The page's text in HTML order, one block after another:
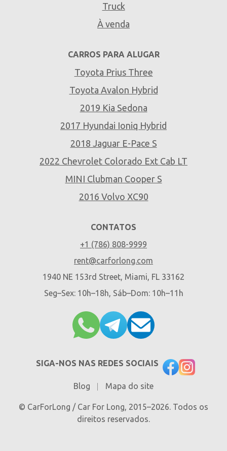
Truck
À venda
CARROS PARA ALUGAR
Toyota Prius Three
Toyota Avalon Hybrid
2019 Kia Sedona
2017 Hyundai Ioniq Hybrid
2018 Jaguar E-Pace S
2022 Chevrolet Colorado Ext Cab LT
MINI Clubman Cooper S
2016 Volvo XC90
CONTATOS
+1 (786) 808-9999
rent@carforlong.com
1940 NE 153rd Street, Miami, FL 33162
Seg–Sex: 10h–18h, Sáb–Dom: 10h–11h
SIGA-NOS NAS REDES SOCIAIS
Blog Mapa do site
© CarForLong / Car For Long, 2015–2026. Todos os
direitos reservados.